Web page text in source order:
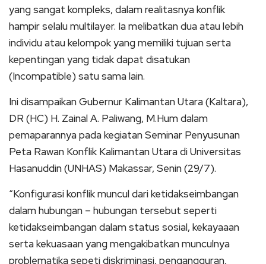
yang sangat kompleks, dalam realitasnya konflik
hampir selalu multilayer. Ia melibatkan dua atau lebih
individu atau kelompok yang memiliki tujuan serta
kepentingan yang tidak dapat disatukan
(Incompatible) satu sama lain.
Ini disampaikan Gubernur Kalimantan Utara (Kaltara),
DR (HC) H. Zainal A. Paliwang, M.Hum dalam
pemaparannya pada kegiatan Seminar Penyusunan
Peta Rawan Konflik Kalimantan Utara di Universitas
Hasanuddin (UNHAS) Makassar, Senin (29/7).
“Konfigurasi konflik muncul dari ketidakseimbangan
dalam hubungan – hubungan tersebut seperti
ketidakseimbangan dalam status sosial, kekayaaan
serta kekuasaan yang mengakibatkan munculnya
problematika sepeti diskriminasi, pengangguran,